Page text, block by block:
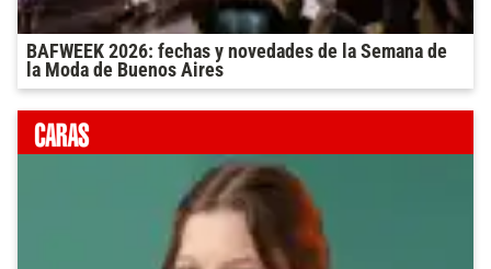
BAFWEEK 2026: fechas y novedades de la Semana de
la Moda de Buenos Aires